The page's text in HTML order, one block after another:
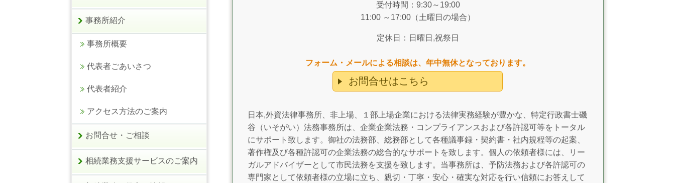
受付時間：9:30～19:00
11:00 ～17:00（土曜日の場合）
定休日：日曜日,祝祭日
フォーム・メールによる相談は、年中無休となっております。
お問合せはこちら
日本,外資法律事務所、非上場、１部上場企業における法律実務経験が豊かな、特定行政書士磯
谷（いそがい）法務事務所は、企業企業法務・コンプライアンスおよび各許認可等をトータル
にサポート致します。御社の法務部、総務部として各種議事録・契約書・社内規程等の起案、
著作権及び各種許認可の企業法務の総合的なサポートを致します。個人の依頼者様には、リー
ガルアドバイザーとして市民法務を支援を致します。当事務所は、予防法務および各許認可の
専門家として依頼者様の立場に立ち、親切・丁寧・安心・確実な対応を行い信頼にお答えして
事務所紹介
事務所概要
代表者ごあいさつ
代表者紹介
アクセス方法のご案内
お問合せ・ご相談
相続業務支援サービスのご案内